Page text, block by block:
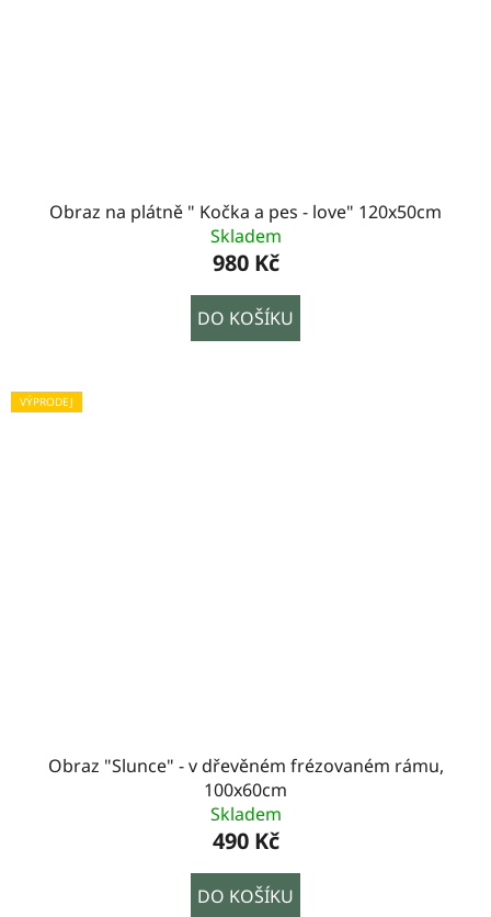
Obraz na plátně " Kočka a pes - love" 120x50cm
Skladem
980 Kč
DO KOŠÍKU
VÝPRODEJ
Obraz "Slunce" - v dřevěném frézovaném rámu,
100x60cm
Skladem
490 Kč
DO KOŠÍKU